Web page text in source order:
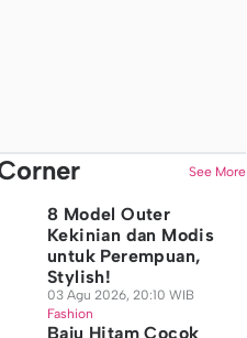
See More
8 Model Outer
Kekinian dan Modis
untuk Perempuan,
Stylish!
03 Agu 2026, 20:10 WIB
Fashion
Baju Hitam Cocok